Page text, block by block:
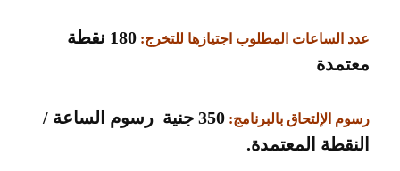
عدد الساعات المطلوب اجتيازها للتخرج:
180 نقطة
معتمدة
رسوم الإلتحاق بالبرنامج:
350 جنية رسوم الساعة /
النقطة المعتمدة.